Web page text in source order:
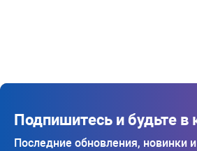
Подпишитесь и будьте в
Последние обновления, новинки